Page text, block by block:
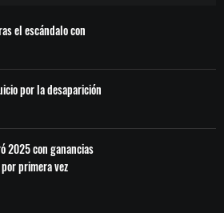
el escándalo con
por la desaparición
2025 con ganancias
primera vez